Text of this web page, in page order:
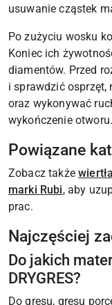
usuwanie cząstek
Po zużyciu wosku
Koniec ich
diamentów. Przed
i sprawdzić osprzęt,
oraz wykonywać
wykończenie otworu.
Powiązane
Zobacz także
marki Rubi, aby
prac.
Najczęściej
Do jakich
DRYGRES?
Do gresu, gresu